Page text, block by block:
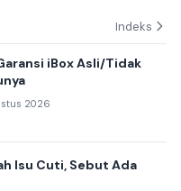
Indeks
iBox Asli/Tidak
2026
Isu Cuti, Sebut Ada